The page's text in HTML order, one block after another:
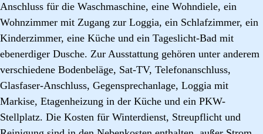
Anschluss für die Waschmaschine, eine Wohndiele, ein
Wohnzimmer mit Zugang zur Loggia, ein Schlafzimmer, ein
Kinderzimmer, eine Küche und ein Tageslicht-Bad mit
ebenerdiger Dusche. Zur Ausstattung gehören unter anderem
verschiedene Bodenbeläge, Sat-TV, Telefonanschluss,
Glasfaser-Anschluss, Gegensprechanlage, Loggia mit
Markise, Etagenheizung in der Küche und ein PKW-
Stellplatz. Die Kosten für Winterdienst, Streupflicht und